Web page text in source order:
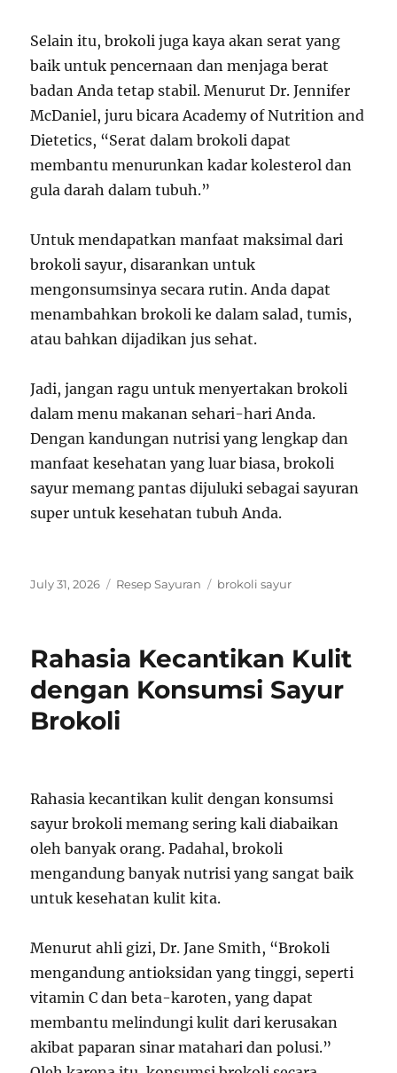
Selain itu, brokoli juga kaya akan serat yang
baik untuk pencernaan dan menjaga berat
badan Anda tetap stabil. Menurut Dr. Jennifer
McDaniel, juru bicara Academy of Nutrition and
Dietetics, “Serat dalam brokoli dapat
membantu menurunkan kadar kolesterol dan
gula darah dalam tubuh.”
Untuk mendapatkan manfaat maksimal dari
brokoli sayur, disarankan untuk
mengonsumsinya secara rutin. Anda dapat
menambahkan brokoli ke dalam salad, tumis,
atau bahkan dijadikan jus sehat.
Jadi, jangan ragu untuk menyertakan brokoli
dalam menu makanan sehari-hari Anda.
Dengan kandungan nutrisi yang lengkap dan
manfaat kesehatan yang luar biasa, brokoli
sayur memang pantas dijuluki sebagai sayuran
super untuk kesehatan tubuh Anda.
Posted
July 31, 2026 Categories
Resep Sayuran Tags
brokoli sayur
Rahasia Kecantikan Kulit
dengan Konsumsi Sayur
Brokoli
Rahasia kecantikan kulit dengan konsumsi
sayur brokoli memang sering kali diabaikan
oleh banyak orang. Padahal, brokoli
mengandung banyak nutrisi yang sangat baik
untuk kesehatan kulit kita.
Menurut ahli gizi, Dr. Jane Smith, “Brokoli
mengandung antioksidan yang tinggi, seperti
vitamin C dan beta-karoten, yang dapat
membantu melindungi kulit dari kerusakan
akibat paparan sinar matahari dan polusi.”